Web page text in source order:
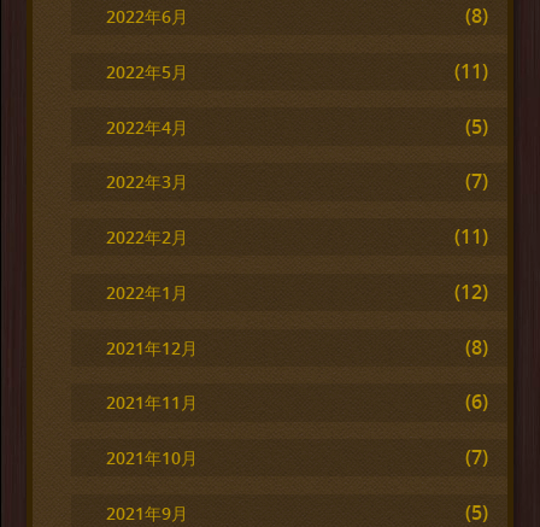
2022年6月 (8)
2022年5月 (11)
2022年4月 (5)
2022年3月 (7)
2022年2月 (11)
2022年1月 (12)
2021年12月 (8)
2021年11月 (6)
2021年10月 (7)
2021年9月 (5)